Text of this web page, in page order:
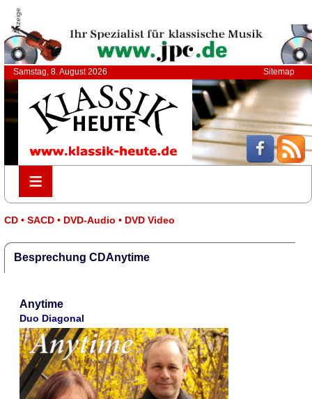
Anzeige
Samstag, 8. August 2026 Sitemap
≡
≡
CD • SACD • DVD-Audio • DVD Video
Besprechung CDAnytime
Anytime
Duo Diagonal